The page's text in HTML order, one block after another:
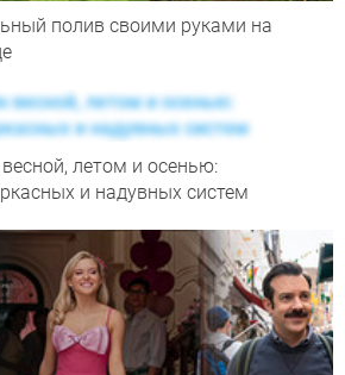
полив своими руками на
летом и осенью:
и надувных систем